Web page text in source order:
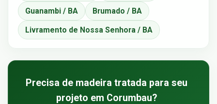
Guanambi / BA Brumado / BA
Livramento de Nossa Senhora / BA
Precisa de madeira tratada para seu
projeto em Corumbau?